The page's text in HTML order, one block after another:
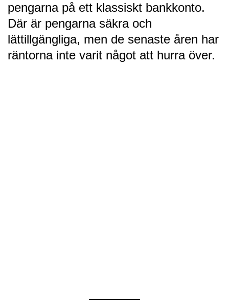
pengarna på ett klassiskt bankkonto.
Där är pengarna säkra och
lättillgängliga, men de senaste åren har
räntorna inte varit något att hurra över.